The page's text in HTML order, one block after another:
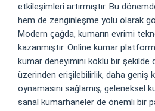
etkileşimleri artırmıştır. Bu
hem de zenginleşme yolu olarak
Modern çağda, kumarın evrimi
kazanmıştır. Online kumar
kumar deneyimini köklü bir
üzerinden erişilebilirlik, daha geniş
oynamasını sağlamış, geleneksel
sanal kumarhaneler de önemli bir